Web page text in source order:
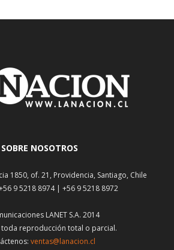
SOBRE NOSOTROS
1850, of. 21, Providencia, Santiago, Chile
9 5218 8974 | +56 9 5218 8972
LANET S.A. 2014
toda reproducción total o parcial.
ventas@lanacion.cl